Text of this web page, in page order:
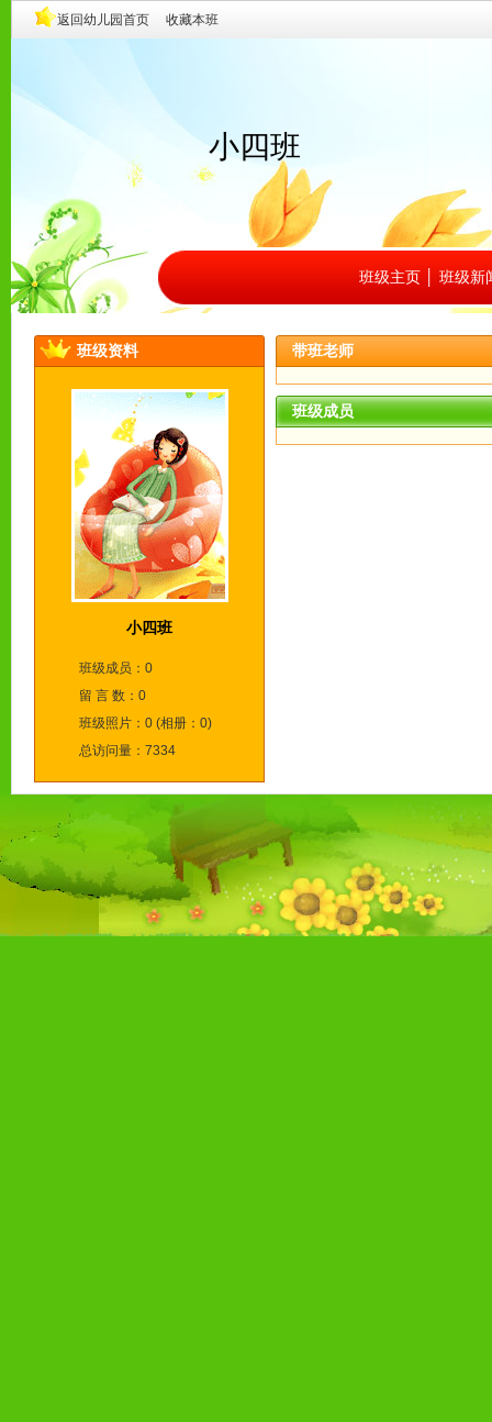
小四班
班级主页 班级新
班级资料
小四班
班级成员：0
留 言 数：0
班级照片：0 (相册：0)
总访问量：7334
带班老师
班级成员